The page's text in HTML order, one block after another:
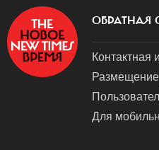
ОБРАТНАЯ
Для